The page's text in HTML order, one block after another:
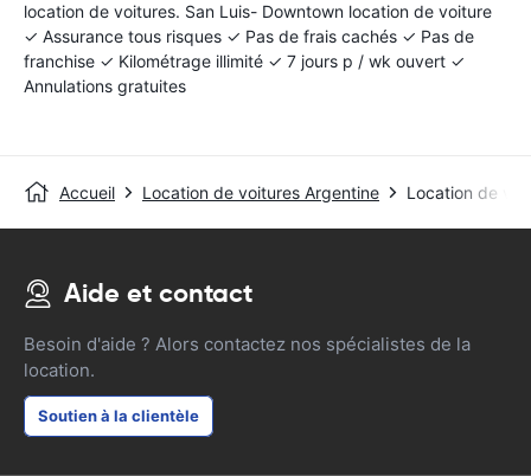
location de voitures. San Luis- Downtown location de voiture
✓ Assurance tous risques ✓ Pas de frais cachés ✓ Pas de
franchise ✓ Kilométrage illimité ✓ 7 jours p / wk ouvert ✓
Annulations gratuites
Accueil Location de voitures Argentine Location de
Aide et contact
Besoin d'aide ? Alors contactez nos spécialistes de la
location.
Soutien à la clientèle